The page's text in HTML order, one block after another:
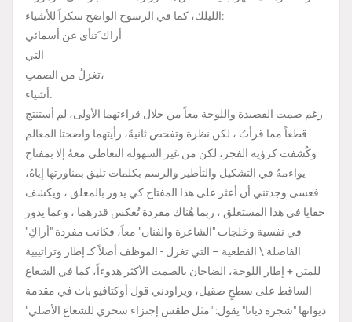
الليلك، كما في الرسوخ الواضح سكراً للأشياء:
أراك َتنأى عن أسمائي
التي
تغزلُ من الصمتِ،
أشياء.
رغم صمت القصيدة واللوحة معاً من خلال قراءتهما الأولى، لم أستنتج
قطعاً مما قرأتُ ، لكن نظرة وتفحص ثانيةً، رأيتهما واضحتا المعالم
وكُشفت كرؤية الفجر، لكن من غير السهولة التعاطي معهُ إلا بمفتاح
يواءمهُ في التشكيل والتأطير والرسم بكلمات تليق بمناورتها إياهُ،
فعسى وجدتني أن أعثر على هذا المفتاح كي يدور بالمغلق ، ويكشف
خفايا في هذا المستغلق ، ربما هُناك مفردة تُعكس قدرهما ، وعما يدور
في نفسية وخلجات "الشاعرة والفنان" معاً، فكانت مفردة "أراكِ"
الفاصلة \ القطعية – التي تغزل - الموظف أصلاً كـ إطار وتراتيبية
للمتن + إطار اللوحة، الضاجان بالصمت الأكثر هدوءاً، كما في الشعاع
الساقط على سطحٍ صقيل، ويراودني قول أوكتافيو باث في مقدمة
ديوانها "شجرة ديانا" يقول: "مثل طقس إجتزاء سحري للشعاع الأصلي"